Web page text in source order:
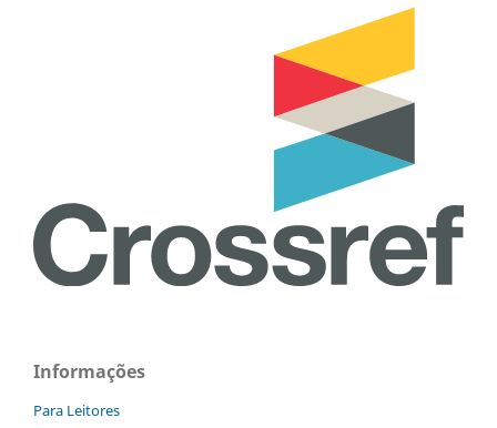
Informações
Para Leitores